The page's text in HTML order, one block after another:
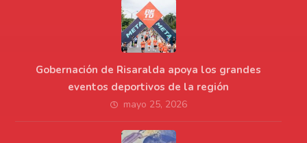
Gobernación de Risaralda apoya los grandes
eventos deportivos de la región
mayo 25, 2026